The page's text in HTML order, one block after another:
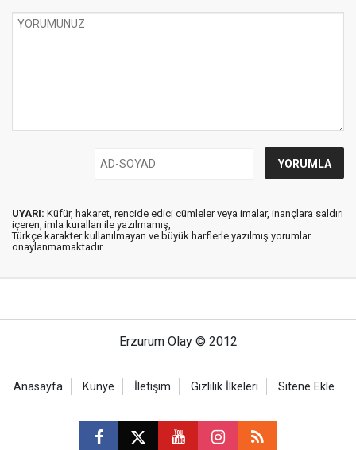
UYARI: Küfür, hakaret, rencide edici cümleler veya imalar, inançlara saldırı
içeren, imla kuralları ile yazılmamış,
Türkçe karakter kullanılmayan ve büyük harflerle yazılmış yorumlar
onaylanmamaktadır.
Erzurum Olay © 2012
Anasayfa Künye İletişim Gizlilik İlkeleri Sitene Ekle